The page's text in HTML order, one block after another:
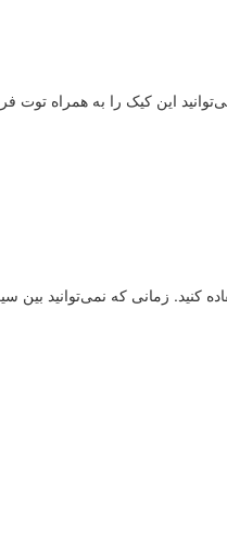
این کیک را به همراه توت
زمانی که نمی‌توانید بین